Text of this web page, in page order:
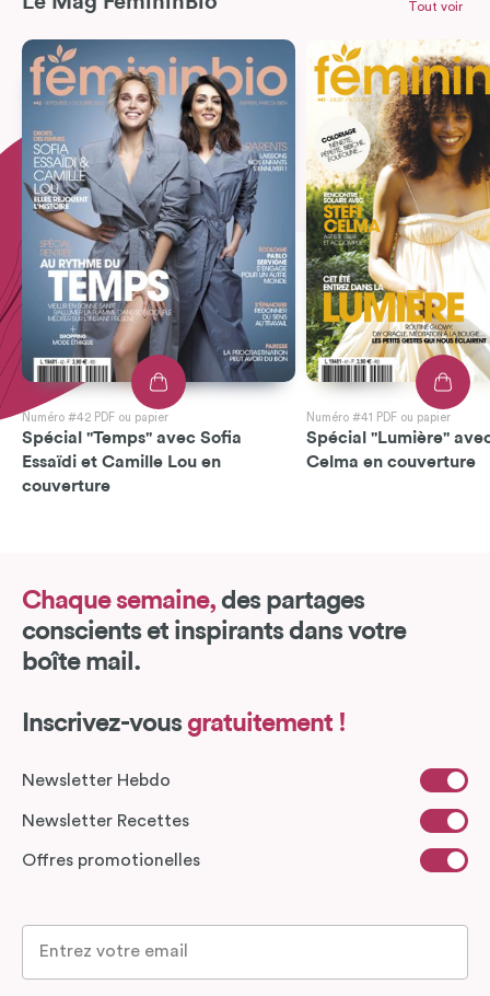
Numéro #42 PDF ou papier
Spécial "Temps" avec Sofia
Essaïdi et Camille Lou en
couverture
Numéro #41 PDF ou papier
Spécial "Lumière"
Celma en couverture
Tout voir
Chaque semaine, des partages
conscients et inspirants dans votre
boîte mail.
Inscrivez-vous gratuitement !
Newsletter Hebdo
Newsletter Recettes
Offres promotionelles